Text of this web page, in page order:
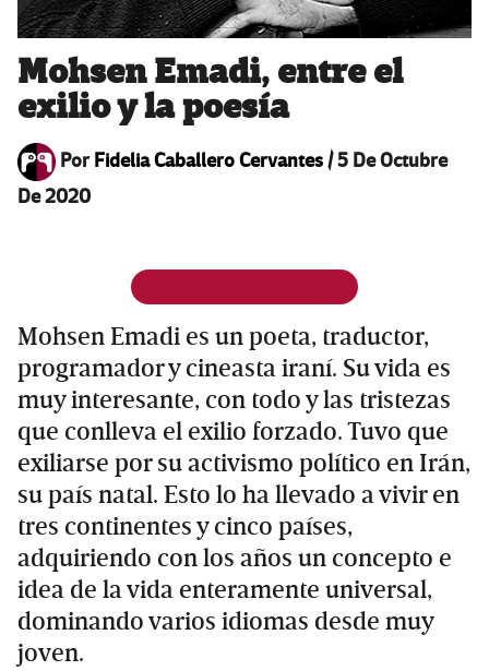
Mohsen Emadi, entre el
exilio y la poesía
Por Fidelia Caballero Cervantes/5 De Octubre
De 2020
Mohsen Emadi es un poeta, traductor,
programador y cineasta iraní. Su vida es
muy interesante, con todo y las tristezas
que conlleva el exilio forzado. Tuvo que
exiliarse por su activismo político en Irán,
su país natal. Esto lo ha llevado a vivir en
tres continentes y cinco países,
adquiriendo con los años un concepto e
idea de la vida enteramente universal,
dominando varios idiomas desde muy
joven.